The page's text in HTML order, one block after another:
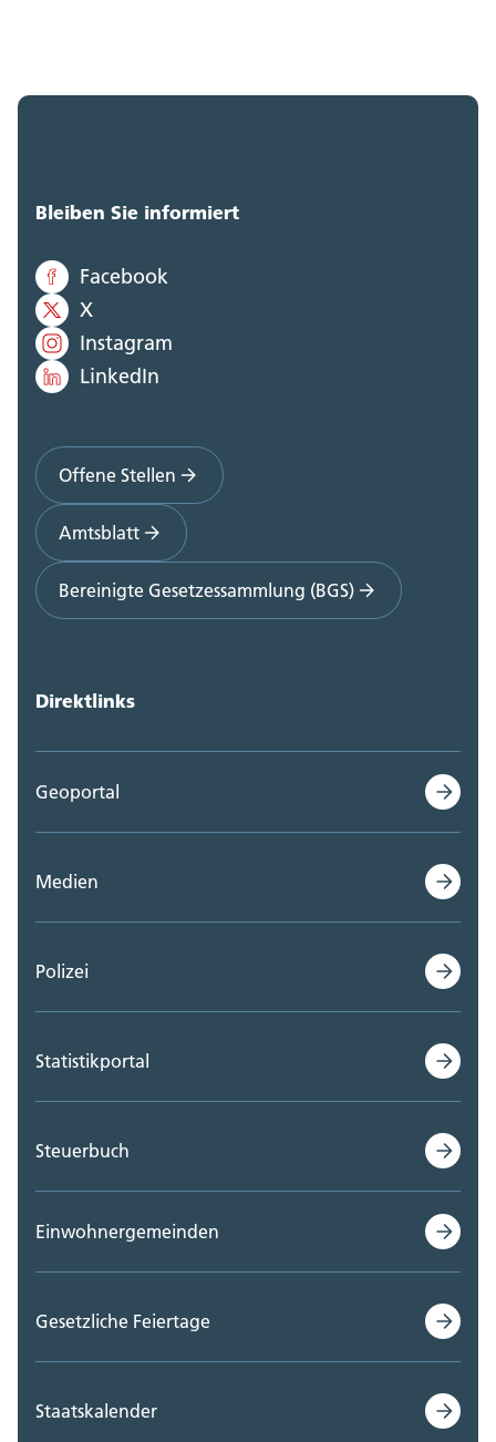
Bleiben Sie informiert
Facebook
X
Instagram
LinkedIn
Offene Stellen
Amtsblatt
Bereinigte Gesetzessammlung (BGS)
Direktlinks
Geoportal
Medien
Polizei
Statistikportal
Steuerbuch
Einwohnergemeinden
Gesetzliche Feiertage
Staatskalender